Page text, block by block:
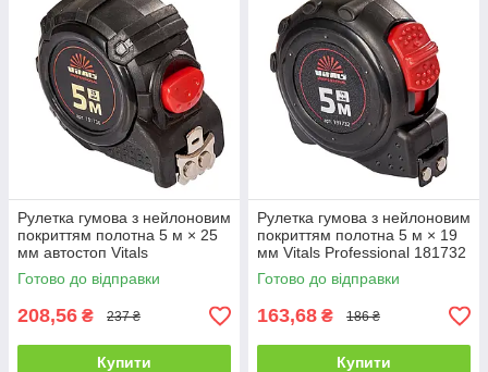
Рулетка гумова з нейлоновим
покриттям полотна 5 м × 25
мм автостоп Vitals
Professional 181736
Готово до відправки
208,56 ₴ 237 ₴
Купити
Рулетка гумова з нейлоновим
покриттям полотна 5 м × 19
мм Vitals Professional 181732
Готово до відправки
163,68 ₴ 186 ₴
Купити